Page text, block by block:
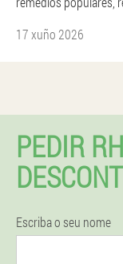
17 xuño 2026
PEDIR
Escriba o seu nome